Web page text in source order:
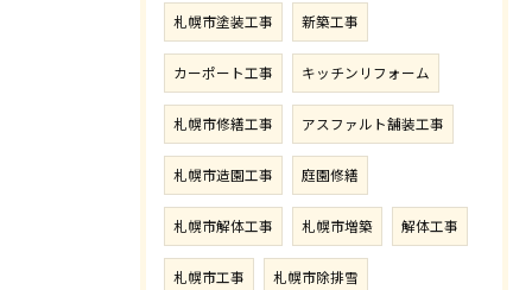
札幌市塗装工事 新築工事
カーポート工事 キッチンリフォーム
札幌市修繕工事 アスファルト舗装工事
札幌市造園工事 庭園修繕
札幌市解体工事 札幌市増築 解体工事
札幌市工事 札幌市除排雪